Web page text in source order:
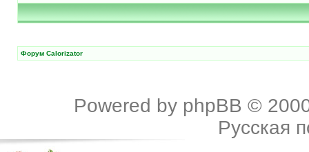
Форум Calorizator
Powered by phpBB ©
Русская